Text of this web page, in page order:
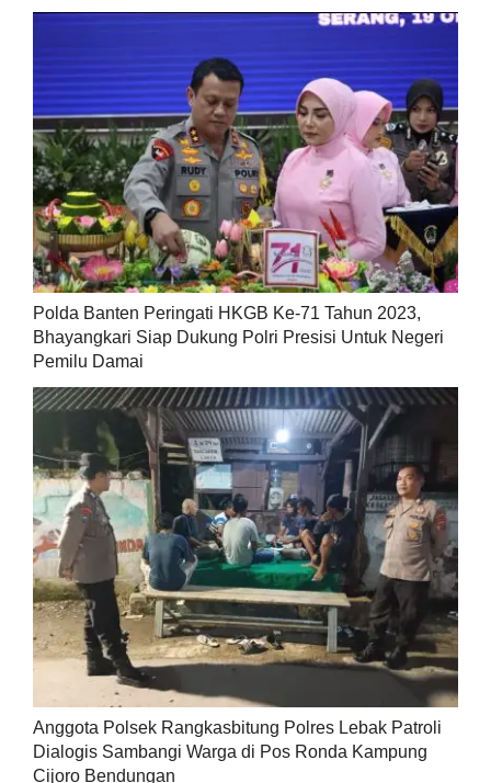
Polda Banten Peringati HKGB Ke-71 Tahun 2023,
Bhayangkari Siap Dukung Polri Presisi Untuk Negeri
Pemilu Damai
Anggota Polsek Rangkasbitung Polres Lebak Patroli
Dialogis Sambangi Warga di Pos Ronda Kampung
Cijoro Bendungan